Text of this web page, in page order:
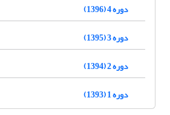
دوره 4 (1396)
دوره 3 (1395)
دوره 2 (1394)
دوره 1 (1393)